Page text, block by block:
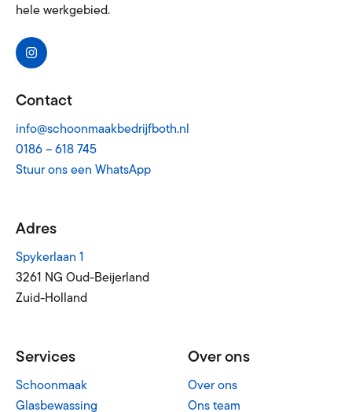
hele werkgebied.
Contact
info@schoonmaakbedrijfboth.nl
0186 – 618 745
Stuur ons een WhatsApp
Adres
Spykerlaan 1
3261 NG Oud-Beijerland
Zuid-Holland
Services
Schoonmaak
Glasbewassing
Over ons
Over ons
Ons team